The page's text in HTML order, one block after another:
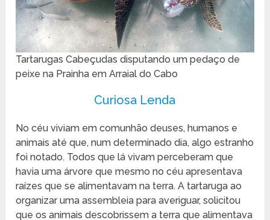
Tartarugas Cabeçudas disputando um pedaço de
peixe na Prainha em Arraial do Cabo
Curiosa Lenda
No céu viviam em comunhão deuses, humanos e
animais até que, num determinado dia, algo estranho
foi notado. Todos que lá vivam perceberam que
havia uma árvore que mesmo no céu apresentava
raízes que se alimentavam na terra. A tartaruga ao
organizar uma assembleia para averiguar, solicitou
que os animais descobrissem a terra que alimentava